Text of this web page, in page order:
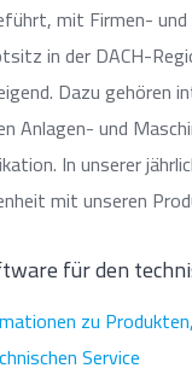
mit Firmen-
in der DACH-
Dazu gehören
Anlagen- und
In unserer
mit unseren
für den